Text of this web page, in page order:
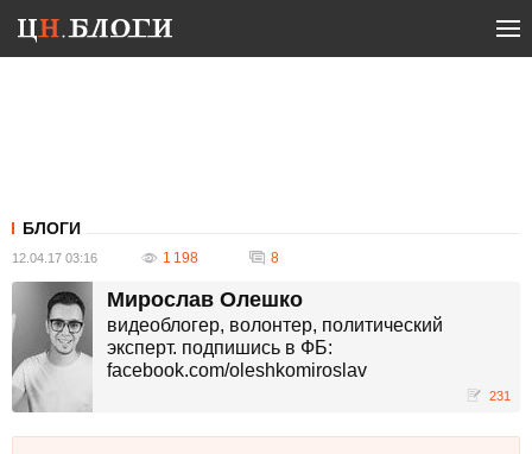
БЛОГИ
12.04.17 03:16 1 198 8
Мирослав Олешко
видеоблогер, волонтер, политический
эксперт. подпишись в ФБ:
facebook.com/oleshkomiroslav
231